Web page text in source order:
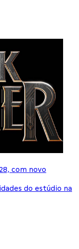
com novo
do estúdio na